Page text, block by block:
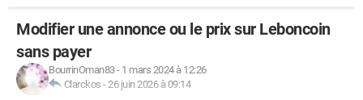
Modifier une annonce ou le prix sur Leboncoin
sans payer
BourrinOman83- 1 mars 2024 à 12:26
Clarckos -26 juin 2026 à 09:14